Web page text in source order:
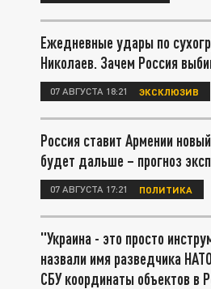
Ежедневные удары по
Николаев. Зачем Россия
07 АВГУСТА 18:21 ЭКСКЛЮЗИВ
Россия ставит Армении
будет дальше – прогноз
07 АВГУСТА 17:21 ПОЛИТИКА
"Украина - это просто
назвали имя разведчика
СБУ координаты объектов в